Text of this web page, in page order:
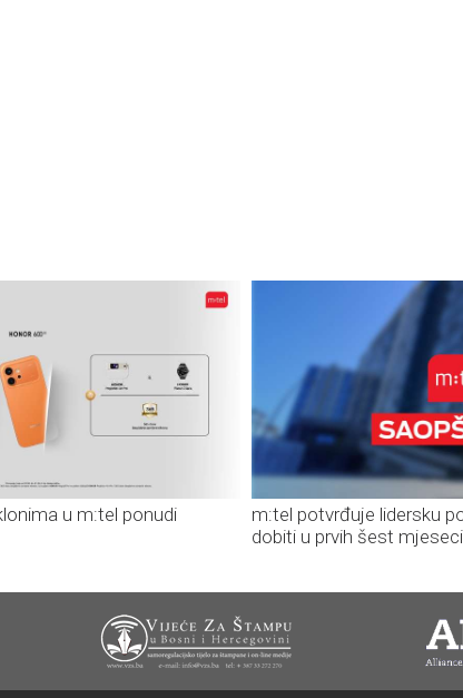
u m:tel ponudi
m:tel potvrđuje lidersku
dobiti u prvih šest